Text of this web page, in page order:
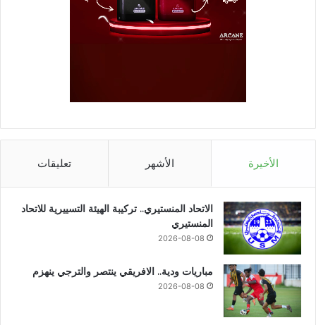
الأخيرة الأشهر تعليقات
الاتحاد المنستيري.. تركيبة الهيئة التسييرية للاتحاد
المنستيري
2026-08-08
مباريات ودية.. الافريقي ينتصر والترجي ينهزم
2026-08-08